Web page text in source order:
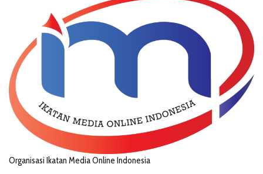
Organisasi Ikatan Media Online Indonesia